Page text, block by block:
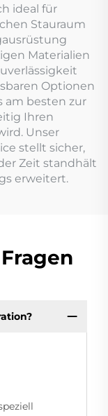
ideal für
Stauraum
Materialien
Optionen
am besten zur
Ihren
Unser
stellt sicher,
Zeit standhält
erweitert.